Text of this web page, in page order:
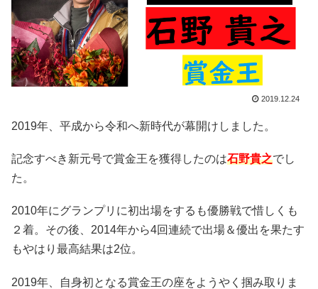
2019.12.24
2019年、平成から令和へ新時代が幕開けしました。
記念すべき新元号で賞金王を獲得したのは石野貴之でし
た。
2010年にグランプリに初出場をするも優勝戦で惜しくも
２着。その後、2014年から4回連続で出場＆優出を果たす
もやはり最高結果は2位。
2019年、自身初となる賞金王の座をようやく掴み取りま